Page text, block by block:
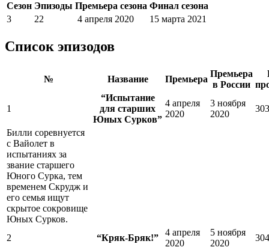
Сезон Эпизоды Премьера сезона Финал сезона
3
22 4 апреля 2020 15 марта 2021
Список эпизодов
№ Название Премьера
Премьера
в России
1
“Испытание
для старших
Юных Сурков”
4 апреля
2020
3 ноября
2020
303
Билли соревнуется
с Вайолет в
испытаниях за
звание старшего
Юного Сурка, тем
временем Скрудж и
его семья ищут
скрытое сокровище
Юных Сурков.
2
“Кряк-Бряк!”
4 апреля
2020
5 ноября
2020
304